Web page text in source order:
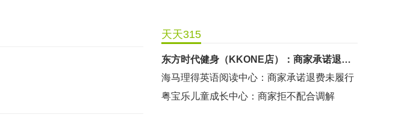
天天315
东方时代健身（KKONE店）：商家承诺退费未履行
海马理得英语阅读中心：商家承诺退费未履行
粤宝乐儿童成长中心：商家拒不配合调解